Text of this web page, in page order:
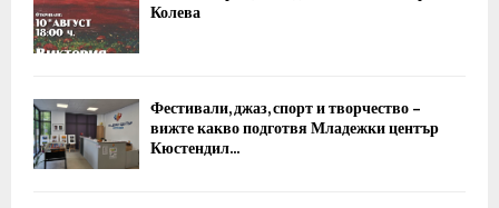
Колева
Фестивали, джаз, спорт и творчество –
вижте какво подготвя Младежки център
Кюстендил...